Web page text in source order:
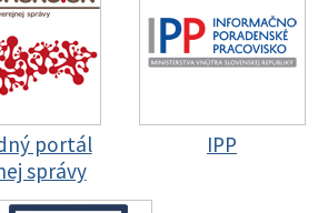
portál
správy
IPP